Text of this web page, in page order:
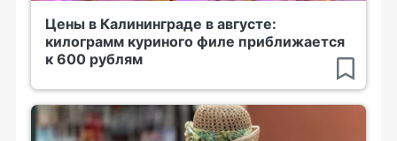
Цены в Калининграде в августе:
килограмм куриного филе приближается
к 600 рублям